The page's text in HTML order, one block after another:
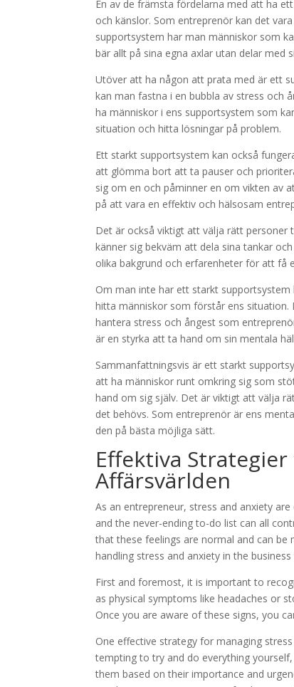
En av de främsta fördelarna med att ha
och känslor. Som entreprenör kan det
supportsystem har man människor som
bär allt på sina egna axlar utan delar med
Utöver att ha någon att prata med är ett
kan man fastna i en bubbla av stress och
ha människor i ens supportsystem som
situation och hitta lösningar på problem.
Ett starkt supportsystem kan också
att glömma bort att ta pauser och
sig om en och påminner en om vikten av
på att vara en effektiv och hälsosam
Det är också viktigt att välja rätt personer
känner sig bekväm att dela sina tankar
olika bakgrund och erfarenheter för att få
Om man inte har ett starkt
hitta människor som förstår ens
hantera stress och ångest som
är en styrka att ta hand om sin mentala
Sammanfattningsvis är ett starkt
att ha människor runt omkring sig som
hand om sig själv. Det är viktigt att välja
det behövs. Som entreprenör är ens
den på bästa möjliga sätt.
Effektiva
Affärsvärlden
As an entrepreneur, stress and anxiety
and the never-ending to-do list can all
that these feelings are normal and can
handling stress and anxiety in the business
First and foremost, it is important to
as physical symptoms like headaches or
Once you are aware of these signs, you
One effective strategy for managing
tempting to try and do everything
them based on their importance and